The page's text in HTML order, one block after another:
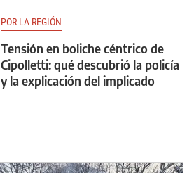
POR LA REGIÓN
Tensión en boliche céntrico de
Cipolletti: qué descubrió la policía
y la explicación del implicado